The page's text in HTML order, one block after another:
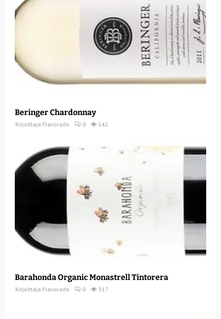
Beringer Chardonnay
Kirjoittaja Flavorado 0 142
Barahonda Organic Monastrell Tintorera
Kirjoittaja Flavorado 0 317